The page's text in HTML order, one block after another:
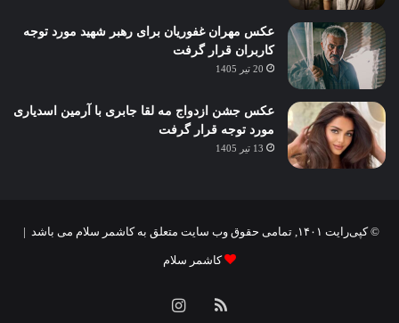
عکس مهران غفوریان برای رهبر شهید مورد توجه
کاربران قرار گرفت
20 تیر 1405
عکس جشن ازدواج مه لقا جابری با آرمین اسدیاری
مورد توجه قرار گرفت
13 تیر 1405
© کپی‌رایت ۱۴۰۱, تمامی حقوق وب سایت متعلق به کاشمر سلام می باشد |
کاشمر سلام
خوراکاینستاگرام